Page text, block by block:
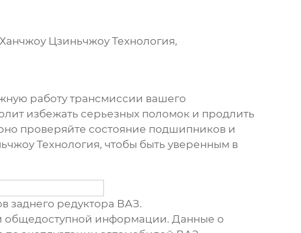
Цзиньчжоу Технология,
работу трансмиссии вашего
избежать серьезных поломок и продлить
проверяйте состояние подшипникови
Технология, чтобы быть уверенным в
заднего редуктора ВАЗ.
общедоступной информации. Данные о